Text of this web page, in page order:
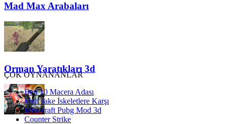
Mad Max Arabaları
Orman Yaratıkları 3d
ÇOK OYNANANLAR
Ben 10 Macera Adası
Finn Jake İskeletlere Karşı
Minecraft Pubg Mod 3d
Counter Strike